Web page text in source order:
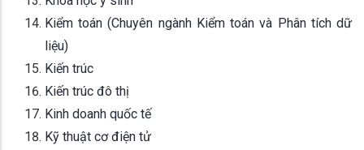
Kiểm toán (Chuyên ngành Kiểm toán và Phân tích dữ
liệu)
Kiến trúc
Kiến trúc đô thị
Kinh doanh quốc tế
Kỹ thuật cơ điện tử